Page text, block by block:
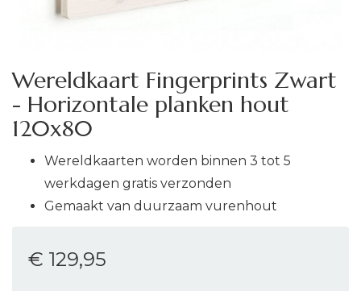
Wereldkaart Fingerprints Zwart
- Horizontale planken hout
120x80
Wereldkaarten worden binnen 3 tot 5
werkdagen gratis verzonden
Gemaakt van duurzaam vurenhout
€ 129,95